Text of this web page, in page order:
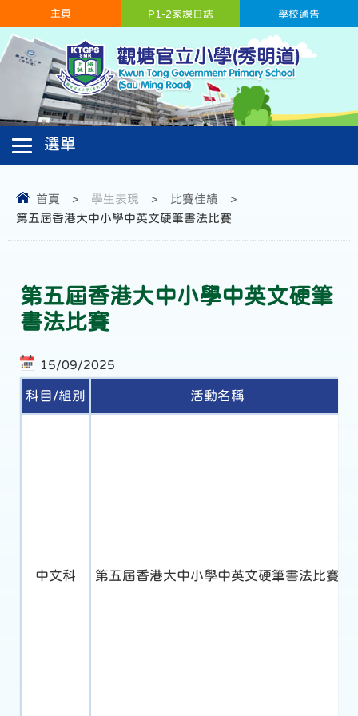
主頁 學校通告
P1-2家課日誌
首頁 > 學生表現 > 比賽佳績
>
第五屆香港大中小學中英文硬筆書法比賽
第五屆香港大中小學中英文硬筆
書法比賽
15/09/2025
科目/組別 活動名稱
中文科 第五屆香港大中小學中英文硬筆書法比賽